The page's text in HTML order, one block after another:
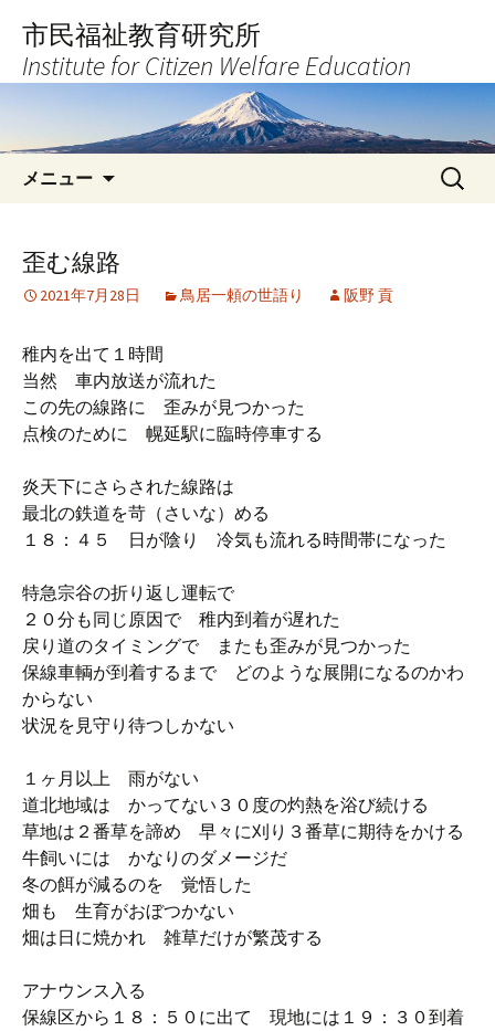
へ
キ
市民福祉教育研究所
Institute for Citizen Welfare Education
メニュー
検
索:
歪む線路
2021年7月28日 鳥居一頼の世語り 阪野 貢
稚内を出て１時間
当然 車内放送が流れた
この先の線路に 歪みが見つかった
点検のために 幌延駅に臨時停車する
炎天下にさらされた線路は
最北の鉄道を苛（さいな）める
１８：４５ 日が陰り 冷気も流れる時間帯になった
特急宗谷の折り返し運転で
２０分も同じ原因で 稚内到着が遅れた
戻り道のタイミングで またも歪みが見つかった
保線車輌が到着するまで どのような展開になるのかわ
からない
状況を見守り待つしかない
１ヶ月以上 雨がない
道北地域は かってない３０度の灼熱を浴び続ける
草地は２番草を諦め 早々に刈り３番草に期待をかける
牛飼いには かなりのダメージだ
冬の餌が減るのを 覚悟した
畑も 生育がおぼつかない
畑は日に焼かれ 雑草だけが繁茂する
アナウンス入る
保線区から１８：５０に出て 現地には１９：３０到着